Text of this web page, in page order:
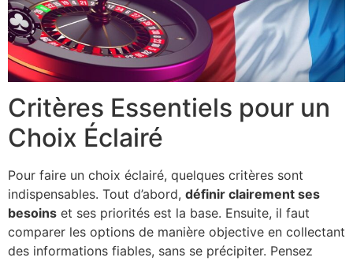
Critères Essentiels pour un
Choix Éclairé
Pour faire un choix éclairé, quelques critères sont
indispensables. Tout d’abord, définir clairement ses
besoins et ses priorités est la base. Ensuite, il faut
comparer les options de manière objective en collectant
des informations fiables, sans se précipiter. Pensez